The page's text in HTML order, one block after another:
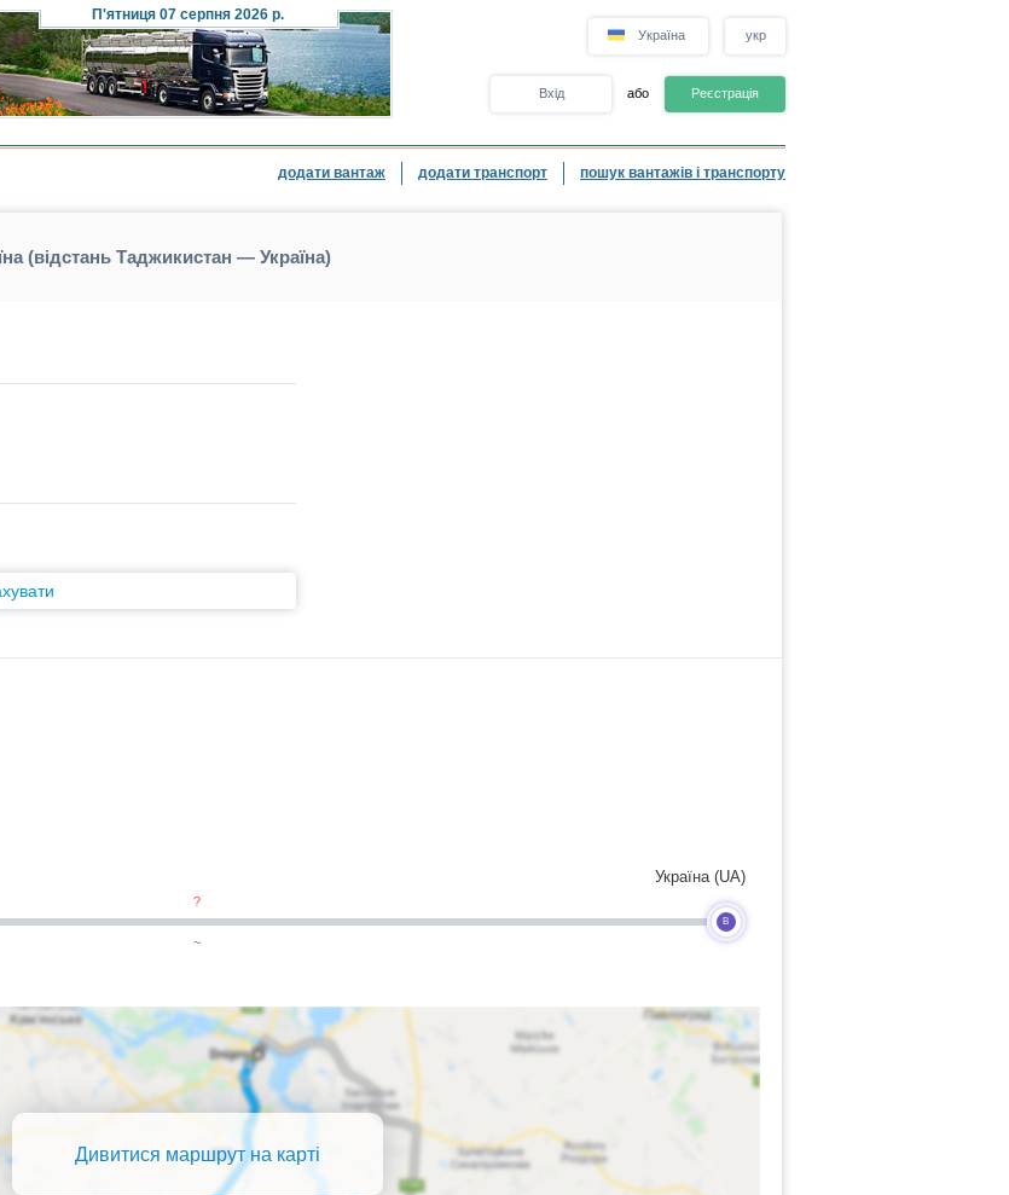
П'ятниця07 серпня 2026 р.
Україна укр
Вхід або Реєстрація
додати вантаж додати транспорт пошук вантажів і транспорту
(відстань Таджикистан — Україна)
?
~
B
Україна (UA)
Дивитися маршрут на карті